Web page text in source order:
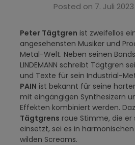
Posted on 7. Juli 2023
Peter Tägtgren ist zweifellos
angesehensten Musiker und
Metal-Welt. Neben seinen Bands
LINDEMANN schreibt Tägtgren
und Texte für sein Industrial-
PAIN ist bekannt für seine
mit eingängigen Synthesizern
Effekten kombiniert werden.
Tägtgrens raue Stimme, die er
einsetzt, sei es in
wilden Screams.